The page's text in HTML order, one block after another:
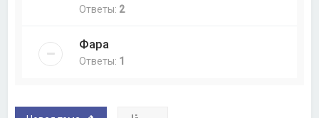
Ответы: 2
Фара
Ответы: 1